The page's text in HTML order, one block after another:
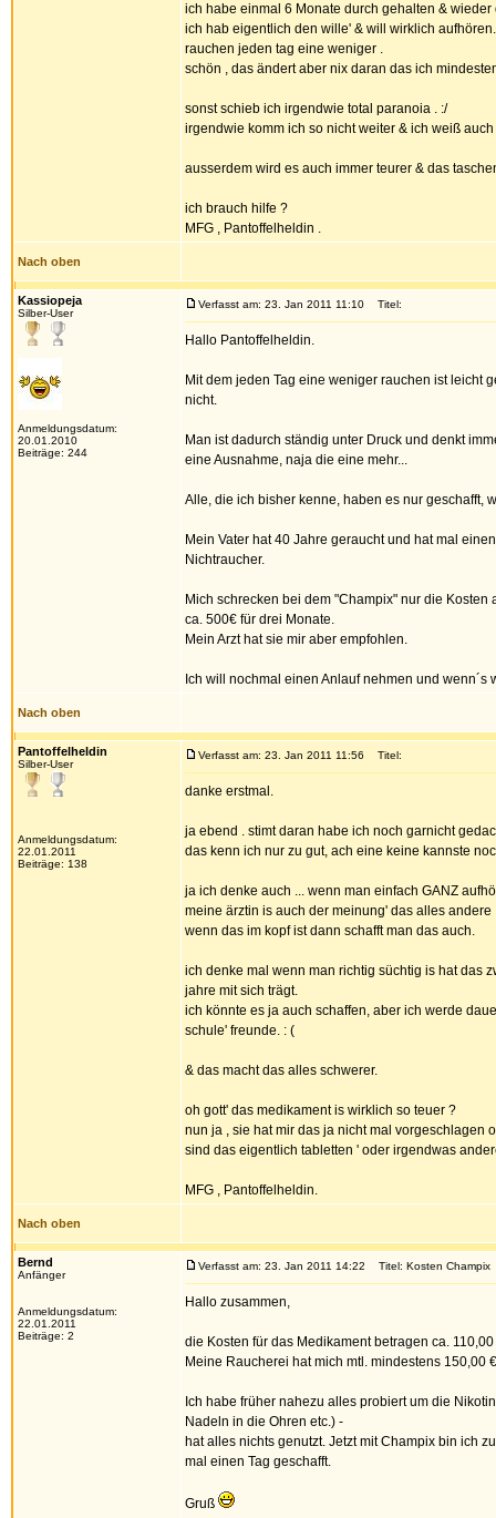
ich habe einmal 6 Monate durch gehalten &
ich hab eigentlich den wille' & will wirklich
rauchen jeden tag eine weniger .
schön , das ändert aber nix daran das ich
sonst schieb ich irgendwie total paranoia . :/
irgendwie komm ich so nicht weiter & ich weiß
ausserdem wird es auch immer teurer & das
ich brauch hilfe ?
MFG , Pantoffelheldin .
Nach oben
Kassiopeja
Silber-User
Anmeldungsdatum:
20.01.2010
Beiträge: 244
Verfasst am: 23. Jan 2011 11:10 Titel:
Hallo Pantoffelheldin.
Mit dem jeden Tag eine weniger rauchen ist leicht
nicht.
Man ist dadurch ständig unter Druck und denkt
eine Ausnahme, naja die eine mehr...
Alle, die ich bisher kenne, haben es nur geschafft,
Mein Vater hat 40 Jahre geraucht und hat mal
Nichtraucher.
Mich schrecken bei dem "Champix" nur die
ca. 500€ für drei Monate.
Mein Arzt hat sie mir aber empfohlen.
Ich will nochmal einen Anlauf nehmen und
Nach oben
Pantoffelheldin
Silber-User
Anmeldungsdatum:
22.01.2011
Beiträge: 138
Verfasst am: 23. Jan 2011 11:56 Titel:
danke erstmal.
ja ebend . stimt daran habe ich noch garnicht
das kenn ich nur zu gut, ach eine keine kannste
ja ich denke auch ... wenn man einfach GANZ
meine ärztin is auch der meinung' das alles
wenn das im kopf ist dann schafft man das auch.
ich denke mal wenn man richtig süchtig is hat das
jahre mit sich trägt.
ich könnte es ja auch schaffen, aber ich werde
schule' freunde. : (
& das macht das alles schwerer.
oh gott' das medikament is wirklich so teuer ?
nun ja , sie hat mir das ja nicht mal vorgeschlagen
sind das eigentlich tabletten ' oder irgendwas
MFG , Pantoffelheldin.
Nach oben
Bernd
Anfänger
Anmeldungsdatum:
22.01.2011
Beiträge: 2
Verfasst am: 23. Jan 2011 14:22 Titel: Kosten Champix
Hallo zusammen,
die Kosten für das Medikament betragen ca.
Meine Raucherei hat mich mtl. mindestens 150,00
Ich habe früher nahezu alles probiert um die
Nadeln in die Ohren etc.) -
hat alles nichts genutzt. Jetzt mit Champix bin ich
mal einen Tag geschafft.
Gruß